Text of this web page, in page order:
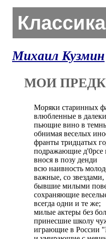
Классика
Михаил Кузмин
МОИ
Моряки старинных
влюбленные в
пьющие вино в
обнимая веселых
франты тридцатых
подражающие
внося в позу денди
всю наивность
важные, со звездами,
бывшие милыми
сохраняющие
всегда одни и те же;
милые актеры без
принесшие школу
играющие в России